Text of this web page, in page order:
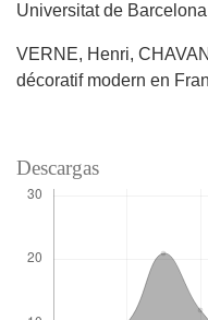
Universitat de
VERNE, Henri,
décoratif modern en
Descargas